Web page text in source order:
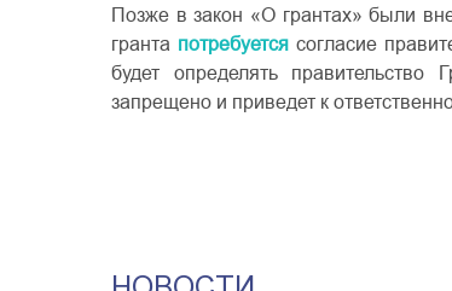
Позже в закон «О грантах» были
гранта потребуется согласие
будет определять правительство
запрещено и приведет к